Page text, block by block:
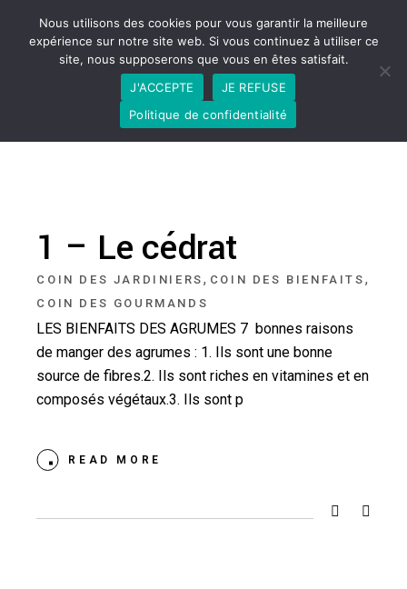
1 – Le cédrat
COIN DES JARDINIERS , COIN DES BIENFAITS ,
COIN DES GOURMANDS
LES BIENFAITS DES AGRUMES 7 bonnes raisons
de manger des agrumes : 1. Ils sont une bonne
source de fibres.2. Ils sont riches en vitamines et en
composés végétaux.3. Ils sont p
READ MORE
Nous utilisons des cookies pour vous garantir la meilleure
expérience sur notre site web. Si vous continuez à utiliser ce
site, nous supposerons que vous en êtes satisfait.
J'ACCEPTE
JE REFUSE
Politique de confidentialité